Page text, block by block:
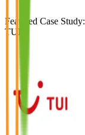
Featured Case Study:
TUI